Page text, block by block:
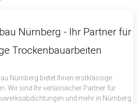
Nürnberg - Ihr Partner für
Trockenbauarbeiten
Nürnberg bietet Ihnen erstklassige
Wir sind Ihr verlässlicher Partner für
und mehr in Nürnberg